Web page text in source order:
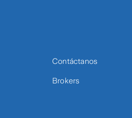
Contáctanos
Brokers